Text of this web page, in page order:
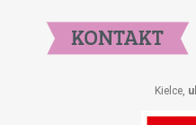
Kielce,